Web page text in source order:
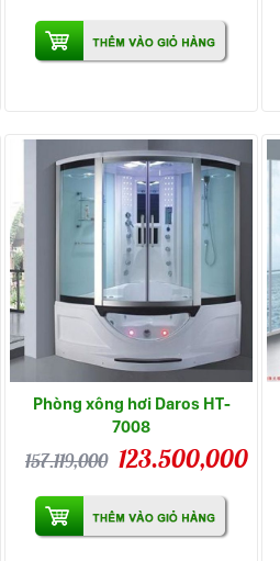
Phòng xông hơi Daros HT-
7008
157.119,000 123.500,000